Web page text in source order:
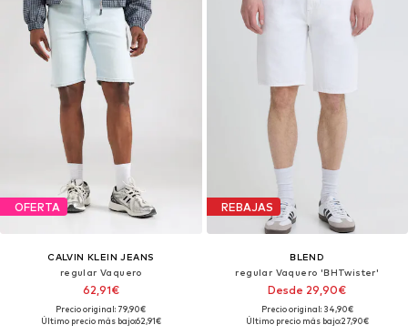
OFERTA
CALVIN KLEIN JEANS
regular Vaquero
62,91€
Precio original: 79,90€
Último precio más bajo:62,91€
REBAJAS
BLEND
regular Vaquero 'BHTwister'
Desde 29,90€
Precio original: 34,90€
Último precio más bajo:27,90€